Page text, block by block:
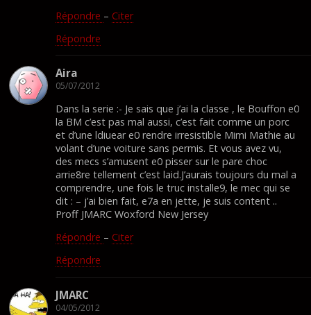
Répondre – Citer
Répondre
Aira
05/07/2012
Dans la serie :- Je sais que j’ai la classe , le Bouffon e0
la BM c’est pas mal aussi, c’est fait comme un porc
et d’une ldiuear e0 rendre irresistible Mimi Mathie au
volant d’une voiture sans permis. Et vous avez vu,
des mecs s’amusent e0 pisser sur le pare choc
arrie8re tellement c’est laid.J’aurais toujours du mal a
comprendre, une fois le truc installe9, le mec qui se
dit : – j’ai bien fait, e7a en jette, je suis content ..
Proff JMARC Woxford New Jersey
Répondre – Citer
Répondre
JMARC
04/05/2012